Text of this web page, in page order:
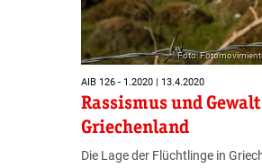
Foto:
AIB 126 - 1.2020 | 13.4.2020
Rassismus und
Griechenland
Die Lage der Flüchtlinge in